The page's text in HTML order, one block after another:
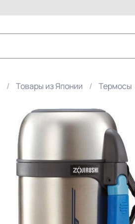
Товары из Японии Термосы